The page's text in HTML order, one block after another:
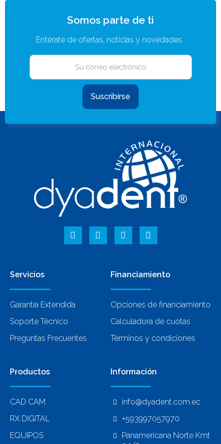
Somos parte de ti
Entérate de ofertas, noticias y novedades .
Suscribirse
Servicios
Garantía Extendida
Soporte Técnico
Preguntas Frecuentes
Financiamiento
Opciones de financiamiento
Calculadora de cuotas
Términos y condiciones
Productos
CAD CAM
RX DIGITAL
EQUIPOS
Información
info@dyadent.com.ec
+593997057970
Panamericana Norte Kmt